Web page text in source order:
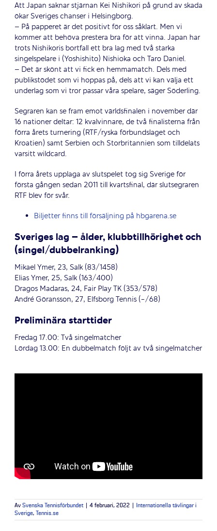
Att Japan saknar stjärnan Kei Nishikori på grund av skada
ökar Sveriges chanser i Helsingborg.
– På papperet är det positivt för oss såklart. Men vi
kommer att behöva prestera bra för att vinna. Japan har
trots Nishikoris bortfall ett bra lag med två starka
singelspelare i (Yoshishito) Nishioka och Taro Daniel.
– Det är skönt att vi fick en hemmamatch. Dels med
publikstödet som vi hoppas på, dels att vi kan välja ett
underlag som vi tror passar våra spelare, säger Söderling.
Segraren kan se fram emot världsfinalen i november där
16 nationer deltar: 12 kvalvinnare, de två finalisterna från
förra årets turnering (RTF/ryska förbundslaget och
Kroatien) samt Serbien och Storbritannien som tilldelats
varsitt wildcard.
I förra årets upplaga av slutspelet tog sig Sverige för
första gången sedan 2011 till kvartsfinal, där slutsegraren
RTF blev för svår.
Biljetter finns till försäljning på hbgarena.se
Sveriges lag – ålder, klubbtillhörighet och
(singel/dubbelranking)
Mikael Ymer, 23, Salk (83/1458)
Elias Ymer, 25, Salk (163/400)
Dragos Madaras, 24, Fair Play TK (353/578)
André Göransson, 27, Elfsborg Tennis (-/68)
Preliminära starttider
Fredag 17.00: Två singelmatcher
Lördag 13.00: En dubbelmatch följt av två singelmatcher
Av Svenska Tennisförbundet 4 februari, 2022
Internationella tävlingar i
Sverige, Tennis.se